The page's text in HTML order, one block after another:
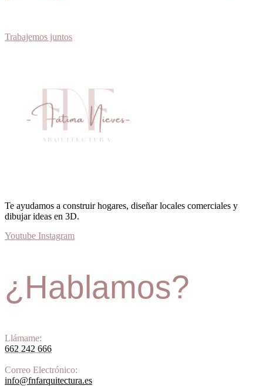
Trabajemos juntos
Te ayudamos a construir hogares, diseñar locales comerciales y
dibujar ideas en 3D.
Youtube Instagram
¿Hablamos?
Llámame:
662 242 666
Correo Electrónico:
info@fnfarquitectura.es